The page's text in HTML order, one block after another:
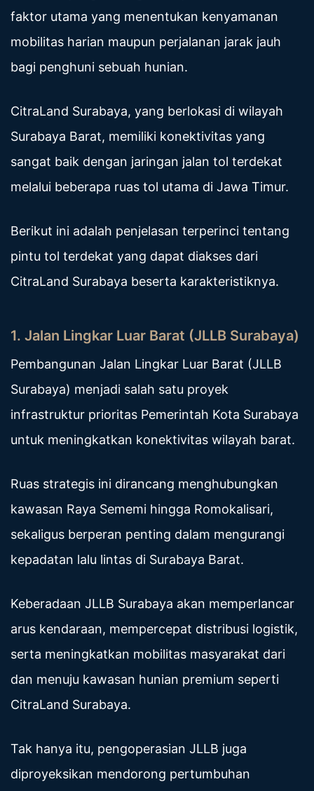
faktor utama yang menentukan kenyamanan
mobilitas harian maupun perjalanan jarak jauh
bagi penghuni sebuah hunian.
CitraLand Surabaya, yang berlokasi di wilayah
Surabaya Barat, memiliki konektivitas yang
sangat baik dengan jaringan jalan tol terdekat
melalui beberapa ruas tol utama di Jawa Timur.
Berikut ini adalah penjelasan terperinci tentang
pintu tol terdekat yang dapat diakses dari
CitraLand Surabaya beserta karakteristiknya.
1. Jalan Lingkar Luar Barat (JLLB Surabaya)
Pembangunan Jalan Lingkar Luar Barat (JLLB
Surabaya) menjadi salah satu proyek
infrastruktur prioritas Pemerintah Kota Surabaya
untuk meningkatkan konektivitas wilayah barat.
Ruas strategis ini dirancang menghubungkan
kawasan Raya Sememi hingga Romokalisari,
sekaligus berperan penting dalam mengurangi
kepadatan lalu lintas di Surabaya Barat.
Keberadaan JLLB Surabaya akan memperlancar
arus kendaraan, mempercepat distribusi logistik,
serta meningkatkan mobilitas masyarakat dari
dan menuju kawasan hunian premium seperti
CitraLand Surabaya.
Tak hanya itu, pengoperasian JLLB juga
diproyeksikan mendorong pertumbuhan